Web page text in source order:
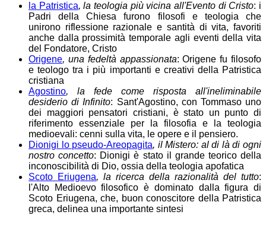
la Patristica, la teologia più vicina all'Evento di Cristo: i
Padri della Chiesa furono filosofi e teologia che
unirono riflessione razionale e santità di vita, favoriti
anche dalla prossimità temporale agli eventi della vita
del Fondatore, Cristo
Origene, una fedeltà appassionata: Origene fu filosofo
e teologo tra i più importanti e creativi della Patristica
cristiana
Agostino, la fede come risposta all'ineliminabile
desiderio di Infinito: Sant'Agostino, con Tommaso uno
dei maggiori pensatori cristiani, è stato un punto di
riferimento essenziale per la filosofia e la teologia
medioevali: cenni sulla vita, le opere e il pensiero.
Dionigi lo pseudo-Areopagita, il Mistero: al di là di ogni
nostro concetto: Dionigi è stato il grande teorico della
inconoscibilità di Dio, ossia della teologia apofatica
Scoto Eriugena, la ricerca della razionalità del tutto:
l'Alto Medioevo filosofico è dominato dalla figura di
Scoto Eriugena, che, buon conoscitore della Patristica
greca, delinea una importante sintesi